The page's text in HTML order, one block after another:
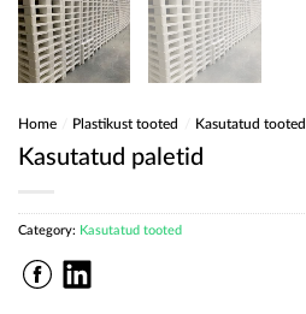
Home Plastikust tooted Kasutatud tooted
Kasutatud paletid
Category: Kasutatud tooted